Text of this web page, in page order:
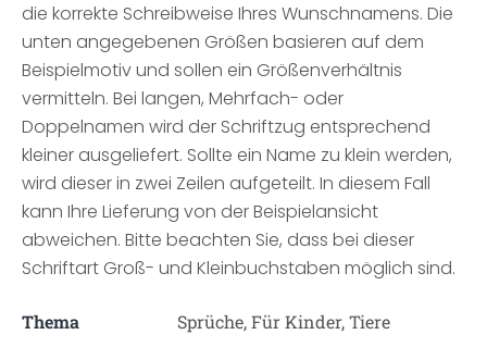
die korrekte Schreibweise Ihres Wunschnamens. Die
unten angegebenen Größen basieren auf dem
Beispielmotiv und sollen ein Größenverhältnis
vermitteln. Bei langen, Mehrfach- oder
Doppelnamen wird der Schriftzug entsprechend
kleiner ausgeliefert. Sollte ein Name zu klein werden,
wird dieser in zwei Zeilen aufgeteilt. In diesem Fall
kann Ihre Lieferung von der Beispielansicht
abweichen. Bitte beachten Sie, dass bei dieser
Schriftart Groß- und Kleinbuchstaben möglich sind.
Thema Sprüche, Für Kinder, Tiere